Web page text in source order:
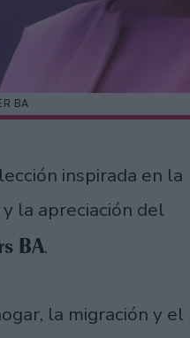
BA
inspirada en la
la apreciación del
BA.
la migración y el